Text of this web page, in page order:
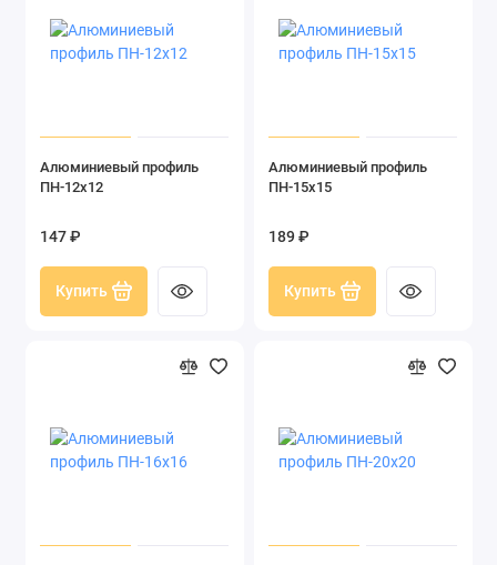
Алюминиевый профиль
ПН-12х12
147 ₽
Купить
Алюминиевый профиль
ПН-15х15
189 ₽
Купить